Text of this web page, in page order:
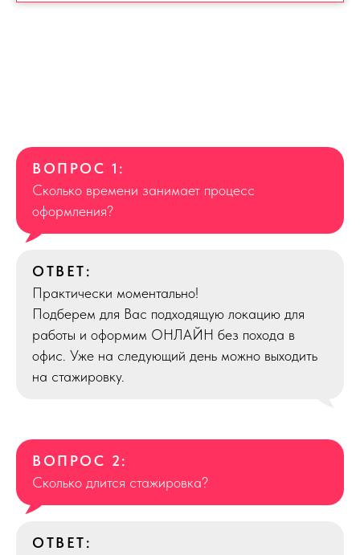
ВОПРОС 1:
Сколько времени занимает процесс
оформления?
ОТВЕТ:
Практически моментально!
Подберем для Вас подходящую локацию для
работы и оформим ОНЛАЙН без похода в
офис. Уже на следующий день можно выходить
на стажировку.
ВОПРОС 2:
Сколько длится стажировка?
ОТВЕТ: